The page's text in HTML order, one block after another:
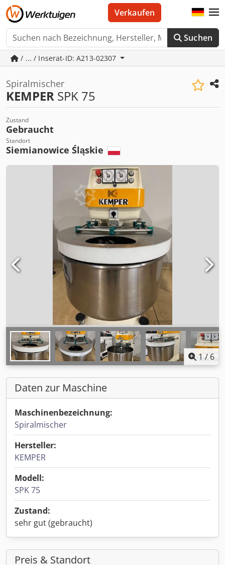
Suchen
Verkaufen
/ ... / Inserat-ID: A213-02307
Spiralmischer
KEMPER SPK 75
Zustand
Gebraucht
Standort
Siemianowice Śląskie
1 /6
Daten zur Maschine
Maschinenbezeichnung:
Spiralmischer
Hersteller:
KEMPER
Modell:
SPK 75
Zustand:
sehr gut (gebraucht)
Preis & Standort